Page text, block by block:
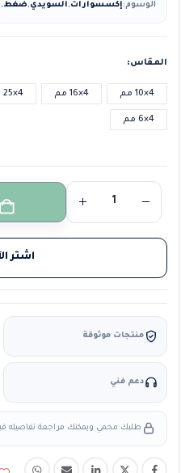
الوسوم:إكسسوارات,السويدي,ضغط,
المقاس
4×10 مم 4×16 مم 4×25 مم
4×6 مم
اشتر
منتجات موثوقة
دعم فني
طلبك محمي ويمكنك مراجعة تفاصيله